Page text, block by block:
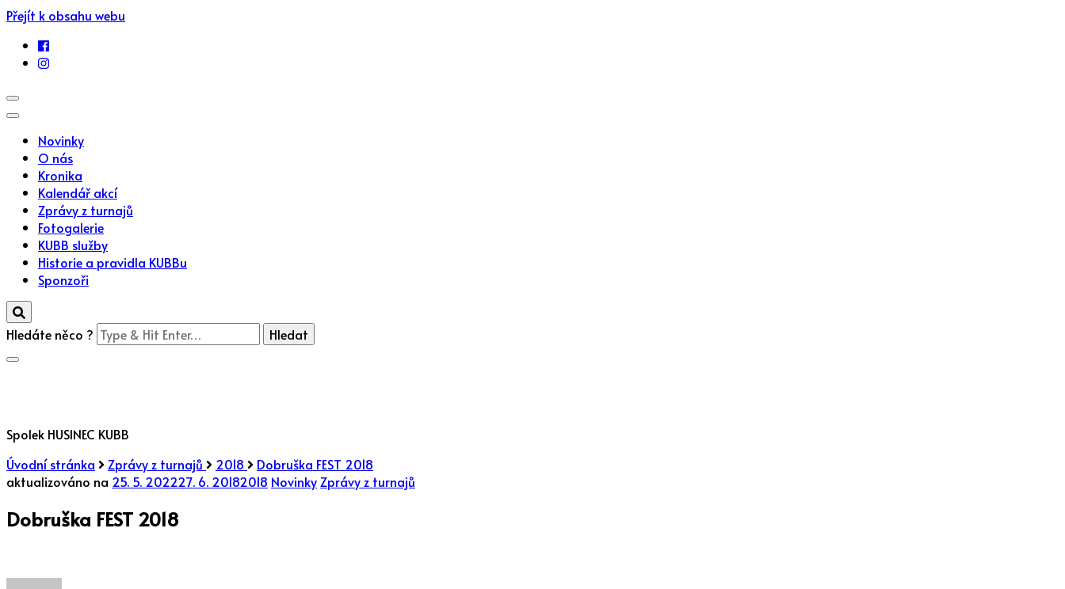
Přejít k obsahu webu
Novinky
O nás
Kronika
Kalendář akcí
Zprávy z turnajů
Fotogalerie
KUBB služby
Historie a pravidla KUBBu
Sponzoři
Hledáte něco ?
Spolek HUSINEC KUBB
Úvodní stránka
Zprávy z turnajů 2018
Dobruška FEST 2018
aktualizováno na 25. 5. 202227. 6. 20182018 Novinky Zprávy z turnajů
Dobruška FEST 2018